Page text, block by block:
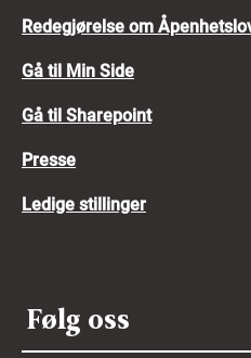
Redegjørelse om
Gå til Min Side
Gå til Sharepoint
Presse
Ledige stillinger
Følg oss